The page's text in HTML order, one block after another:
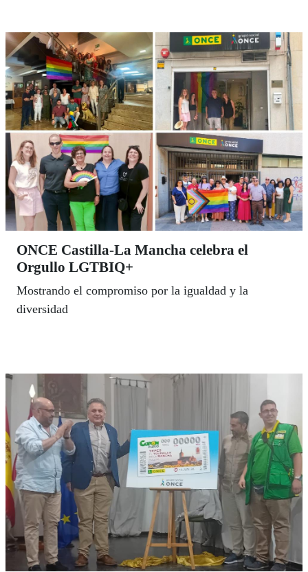
ONCE Castilla-La Mancha celebra el
Orgullo LGTBIQ+
Mostrando el compromiso por la igualdad y la
diversidad